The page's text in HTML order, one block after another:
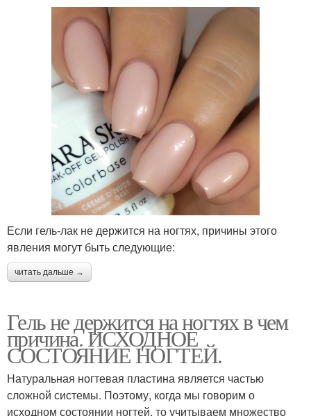
Если гель-лак не держится на ногтях, причины этого
явления могут быть следующие:
читать дальше →
Гель не держится на ногтях в чем
причина. ИСХОДНОЕ
СОСТОЯНИЕ НОГТЕЙ.
Натуральная ногтевая пластина является частью
сложной системы. Поэтому, когда мы говорим о
исходном состоянии ногтей, то учитываем множество